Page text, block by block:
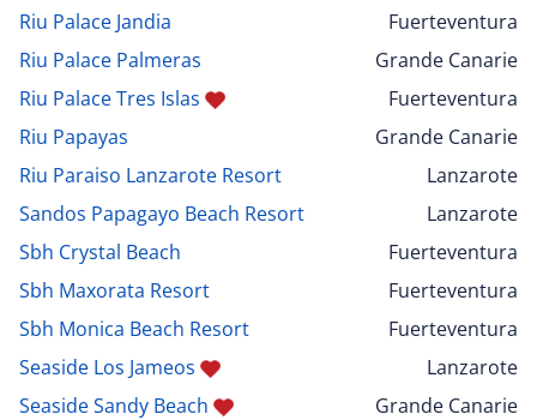
Riu Palace Jandia
Fuerteventura
Riu Palace Palmeras
Grande Canarie
Riu Palace Tres Islas
Fuerteventura
Riu Papayas
Grande Canarie
Riu Paraiso Lanzarote Resort
Lanzarote
Sandos Papagayo Beach Resort
Lanzarote
Sbh Crystal Beach
Fuerteventura
Sbh Maxorata Resort
Fuerteventura
Sbh Monica Beach Resort
Fuerteventura
Seaside Los Jameos
Lanzarote
Seaside Sandy Beach
Grande Canarie